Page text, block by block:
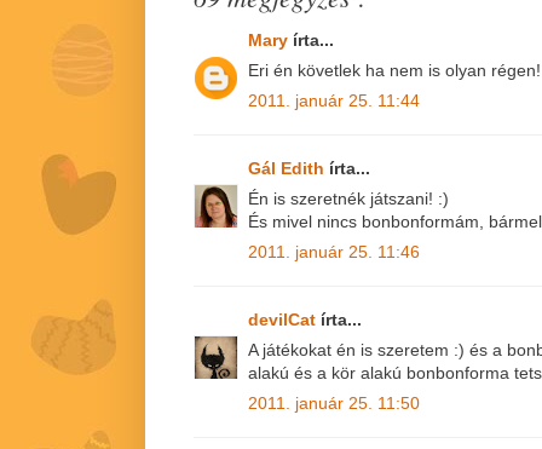
Mary írta...
Eri én követlek ha nem is olyan
2011. január 25. 11:44
Gál Edith írta...
Én is szeretnék játszani! :)
És mivel nincs bonbonformám,
2011. január 25. 11:46
devilCat írta...
A játékokat én is szeretem :) és a
alakú és a kör alakú bonbonforma
2011. január 25. 11:50